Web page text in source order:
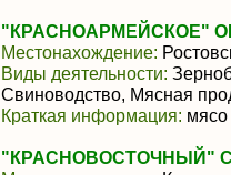
"КРАСНОАРМЕЙСКОЕ"
Местонахождение:
Виды деятельности:
Свиноводство, Мясная
Краткая информация: мясо
"КРАСНОВОСТОЧНЫЙ"